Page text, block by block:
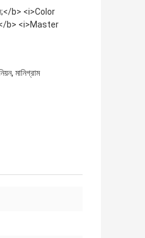
b> <i>Color
b> <i>Master
মানিগ্রাম